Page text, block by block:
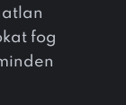
fog